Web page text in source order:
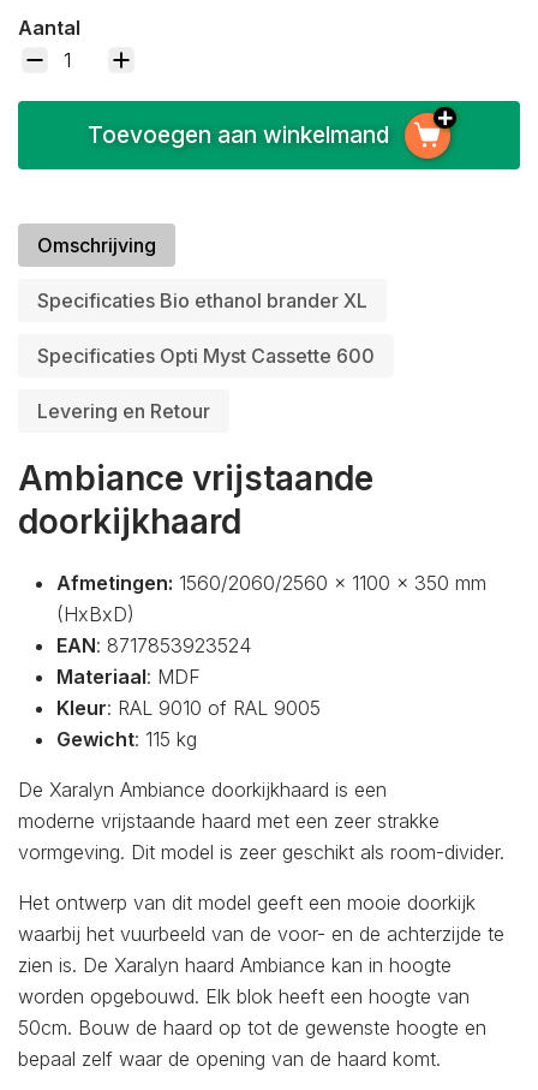
Omschrijving
Ambiance vrijstaande
doorkijkhaard
Afmetingen: 1560/2060/2560 x 1100 x 350 mm
(HxBxD)
EAN: 8717853923524
Materiaal: MDF
Kleur: RAL 9010 of RAL 9005
Gewicht: 115 kg
De Xaralyn Ambiance doorkijkhaard is een
moderne vrijstaande haard met een zeer strakke
vormgeving. Dit model is zeer geschikt als room-divider.
Het ontwerp van dit model geeft een mooie doorkijk
waarbij het vuurbeeld van de voor- en de achterzijde te
zien is. De Xaralyn haard Ambiance kan in hoogte
worden opgebouwd. Elk blok heeft een hoogte van
50cm. Bouw de haard op tot de gewenste hoogte en
bepaal zelf waar de opening van de haard komt.
Specificaties Bio ethanol brander XL
Specificaties Opti Myst Cassette 600
Levering en Retour
Aantal
Toevoegen aan winkelmand